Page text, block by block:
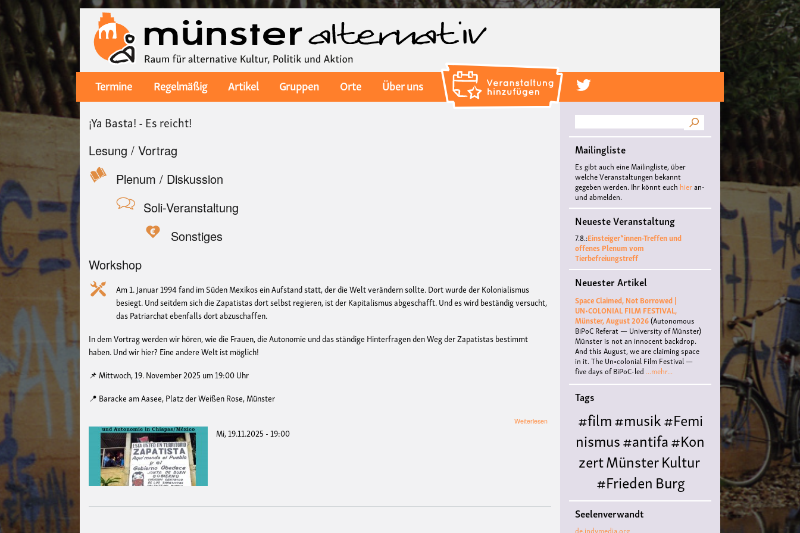
Inhalt
Main
navigation
Termine Regelmäßig Artikel Gruppen Orte
Über uns
¡Ya Basta! - Es reicht!
Lesung / Vortrag
Plenum / Diskussion
Soli-Veranstaltung
Sonstiges
Workshop
Am 1. Januar 1994 fand im Süden Mexikos ein Aufstand statt, der die Welt verändern sollte. Dort wurde der Kolonialismus
besiegt. Und seitdem sich die Zapatistas dort selbst regieren, ist der Kapitalismus abgeschafft. Und es wird beständig versucht,
das Patriarchat ebenfalls dort abzuschaffen.
In dem Vortrag werden wir hören, wie die Frauen, die Autonomie und das ständige Hinterfragen den Weg der Zapatistas bestimmt
haben. Und wir hier? Eine andere Welt ist möglich!
📌 Mittwoch, 19. November 2025 um 19:00 Uhr
📍 Baracke am Aasee, Platz der Weißen Rose, Münster
Weiterlesen
Mi, 19.11.2025 - 19:00
Suche
Mailingliste
Es gibt auch eine Mailingliste, über
welche Veranstaltungen bekannt
gegeben werden. Ihr könnt euch hieran-
und abmelden.
Neueste Veranstaltung
7.8.:Einsteiger*innen-Treffen und
offenes Plenum vom
Tierbefreiungstreff
Neuester Artikel
Space Claimed, Not Borrowed |
UN•COLONIAL FILM FESTIVAL,
Münster, August 2026(Autonomous
BiPoC Referat — University of Münster)
Münster is not an innocent backdrop.
And this August, we are claiming space
in it. The Un•colonial Film Festival —
five days of BiPoC-led ...mehr...
Tags
#film#musik#Femi
nismus#antifa#Kon
zertMünsterKultur
#FriedenBurg
Hülshoffliteratur#
Queer#Workshop
Seelenverwandt
de.indymedia.org